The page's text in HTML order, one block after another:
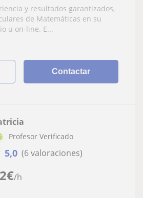
y resultados garantizados,
de Matemáticas en su
u on-line. E...
Contactar
€/h
Profesor Verificado
5,0 (6 valoraciones)